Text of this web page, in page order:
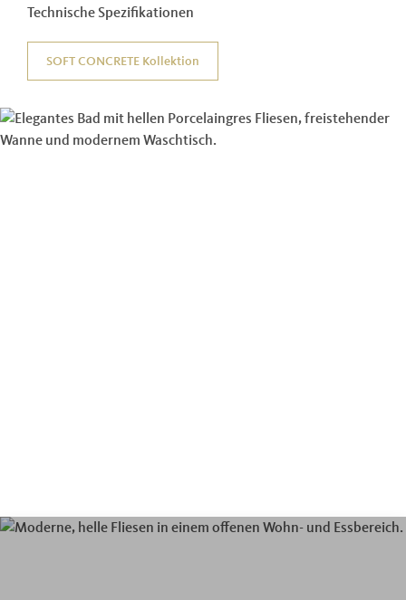
Technische Spezifikationen
SOFT CONCRETE Kollektion